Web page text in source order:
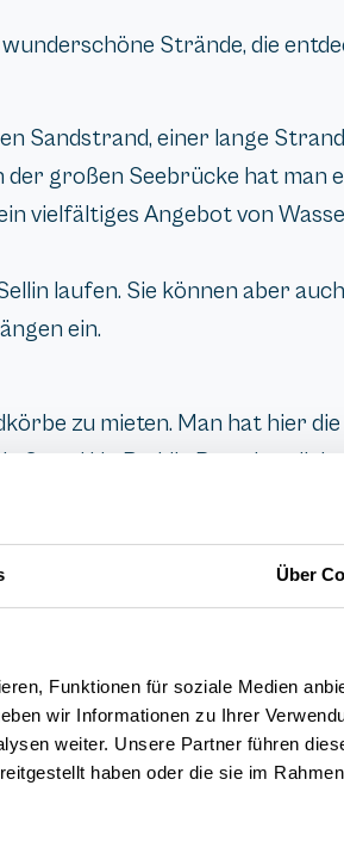
Über
Funktionen für soziale Medien
wir Informationen zu Ihrer
weiter. Unsere Partner führen
haben oder die sie im
Strände, die
Sandstrand, einer lange
großen Seebrücke hat man
vielfältiges Angebot von
laufen. Sie können aber
ein.
zu mieten. Man hat hier
Up Paddle Boards
zu erreichen. Wer gerne
kommt man entweder über
lang, darüber aber mit
Hier gibt es einen